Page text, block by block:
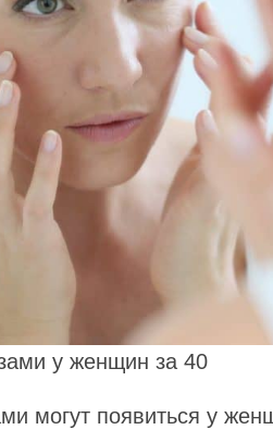
у женщин за 40
могут появиться у